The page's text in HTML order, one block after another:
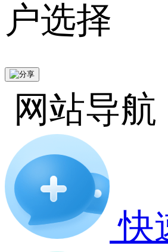
户选择
网站导航
快